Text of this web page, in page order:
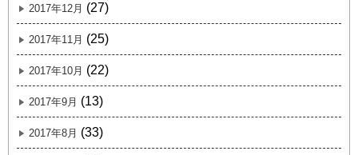
2017年12月 (27)
2017年11月 (25)
2017年10月 (22)
2017年9月 (13)
2017年8月 (33)